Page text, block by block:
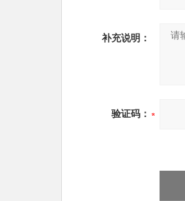
补充说明：
验证码：